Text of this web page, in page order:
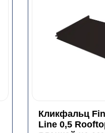
Кликфальц
Line 0,5